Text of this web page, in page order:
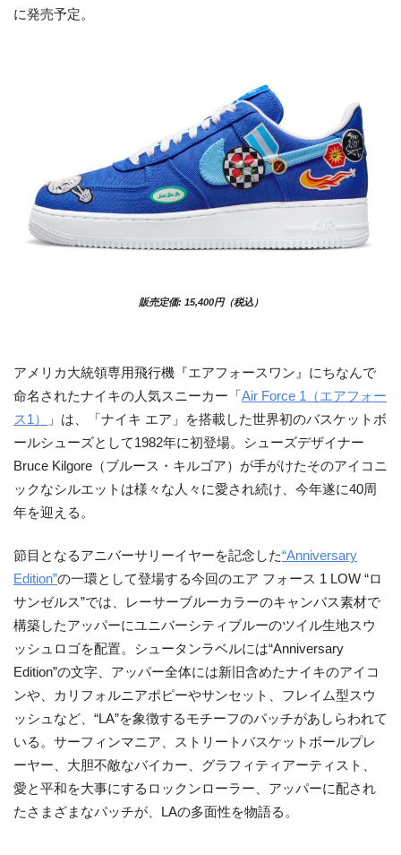
に発売予定。
販売定価: 15,400円（税込）
アメリカ大統領専用飛行機『エアフォースワン』にちなんで
命名されたナイキの人気スニーカー「 Air Force 1（エアフォー
ス1）
」は、「ナイキ エア」を搭載した世界初のバスケットボ
ールシューズとして1982年に初登場。シューズデザイナー
Bruce Kilgore（ブルース・キルゴア）が手がけたそのアイコニ
ックなシルエットは様々な人々に愛され続け、今年遂に40周
年を迎える。
節目となるアニバーサリーイヤーを記念した“Anniversary
Edition”の一環として登場する今回のエア フォース 1 LOW “ロ
サンゼルス”では、レーサーブルーカラーのキャンバス素材で
構築したアッパーにユニバーシティブルーのツイル生地スウ
ッシュロゴを配置。シュータンラベルには“Anniversary
Edition”の文字、アッパー全体には新旧含めたナイキのアイコ
ンや、カリフォルニアポピーやサンセット、フレイム型スウ
ッシュなど、“LA”を象徴するモチーフのパッチがあしらわれて
いる。サーフィンマニア、ストリートバスケットボールプレ
ーヤー、大胆不敵なバイカー、グラフィティアーティスト、
愛と平和を大事にするロックンローラー、アッパーに配され
たさまざまなパッチが、LAの多面性を物語る。